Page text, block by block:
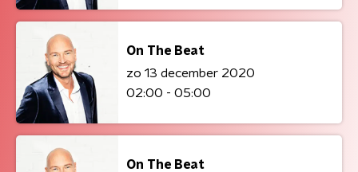
On The Beat
zo 13 december 2020
02:00 - 05:00
On The Beat